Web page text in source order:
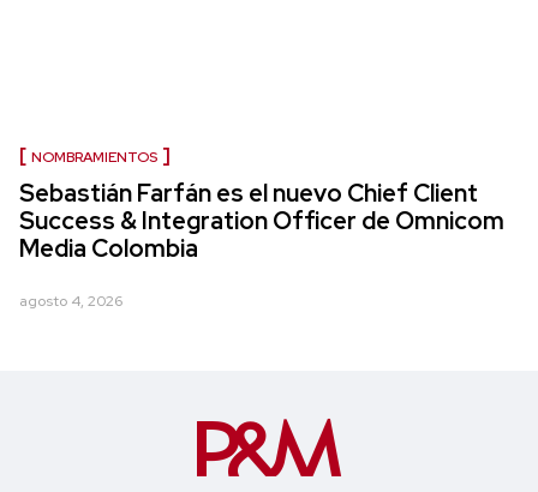
NOMBRAMIENTOS
Sebastián Farfán es el nuevo Chief Client
Success & Integration Officer de Omnicom
Media Colombia
agosto 4, 2026